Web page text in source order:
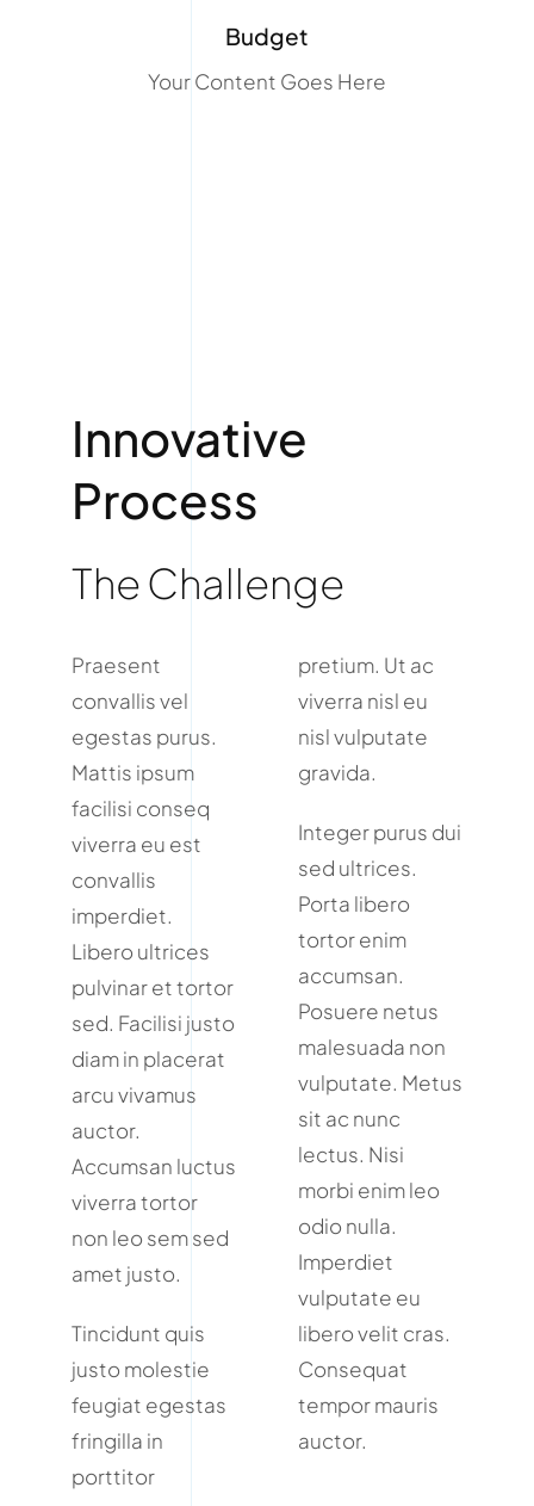
Budget
Your Content Goes Here
Innovative
Process
The Challenge
Praesent
convallis vel
egestas purus.
Mattis ipsum
facilisi conseq
viverra eu est
convallis
imperdiet.
Libero ultrices
pulvinar et tortor
sed. Facilisi justo
diam in placerat
arcu vivamus
auctor.
Accumsan luctus
viverra tortor
non leo sem sed
amet justo.
Tincidunt quis
justo molestie
feugiat egestas
fringilla in
porttitor
pretium. Ut ac
viverra nisl eu
nisl vulputate
gravida.
Integer purus dui
sed ultrices.
Porta libero
tortor enim
accumsan.
Posuere netus
malesuada non
vulputate. Metus
sit ac nunc
lectus. Nisi
morbi enim leo
odio nulla.
Imperdiet
vulputate eu
libero velit cras.
Consequat
tempor mauris
auctor.